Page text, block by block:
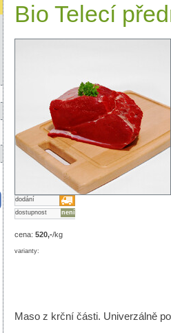
Bio Telecí
dodání
není
dostupnost
cena: 520,-/kg
varianty:
Maso z krční části. Univerzálně